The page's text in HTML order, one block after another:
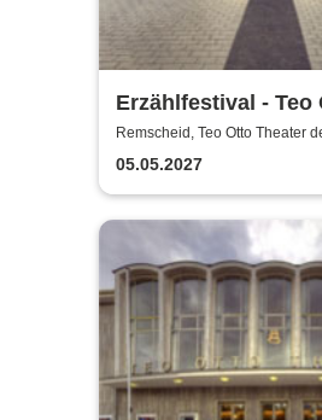
Erzählfestival - Teo
Theater
Remscheid, Teo Otto Theater
Remscheid
05.05.2027